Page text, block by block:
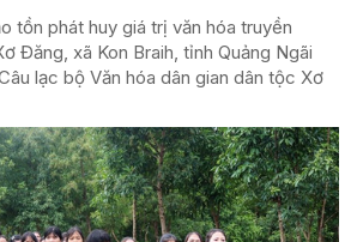
tồn phát huy giá trị văn hóa truyền
Đăng, xã Kon Braih, tỉnh Quảng Ngãi
lạc bộ Văn hóa dân gian dân tộc Xơ